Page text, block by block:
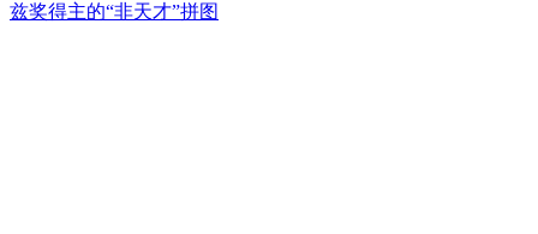
兹奖得主的“非天才”拼图